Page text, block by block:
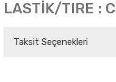
LASTİK/TIRE :
Taksit Seçenekleri